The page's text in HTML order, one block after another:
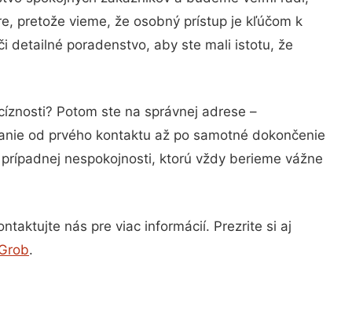
pretože vieme, že osobný prístup je kľúčom k
detailné poradenstvo, aby ste mali istotu, že
Potom ste na správnej adrese –
od prvého kontaktu až po samotné dokončenie
nespokojnosti, ktorú vždy berieme vážne
nás pre viac informácií. Prezrite si aj
.